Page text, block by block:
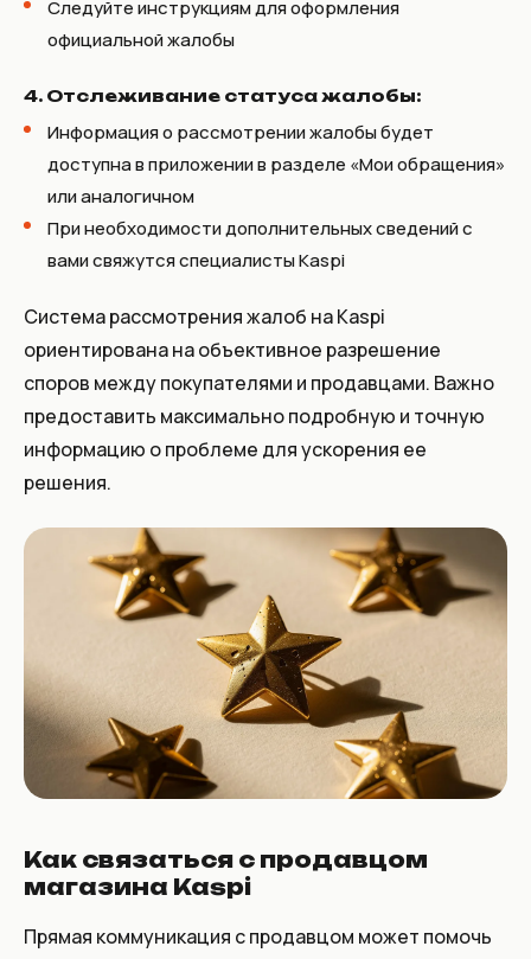
Следуйте инструкциям для оформления
официальной жалобы
4. Отслеживание статуса жалобы:
Информация о рассмотрении жалобы будет
доступна в приложении в разделе «Мои обращения»
или аналогичном
При необходимости дополнительных сведений с
вами свяжутся специалисты Kaspi
Система рассмотрения жалоб на Kaspi
ориентирована на объективное разрешение
споров между покупателями и продавцами. Важно
предоставить максимально подробную и точную
информацию о проблеме для ускорения ее
решения.
Как связаться с продавцом
магазина Kaspi
Прямая коммуникация с продавцом может помочь